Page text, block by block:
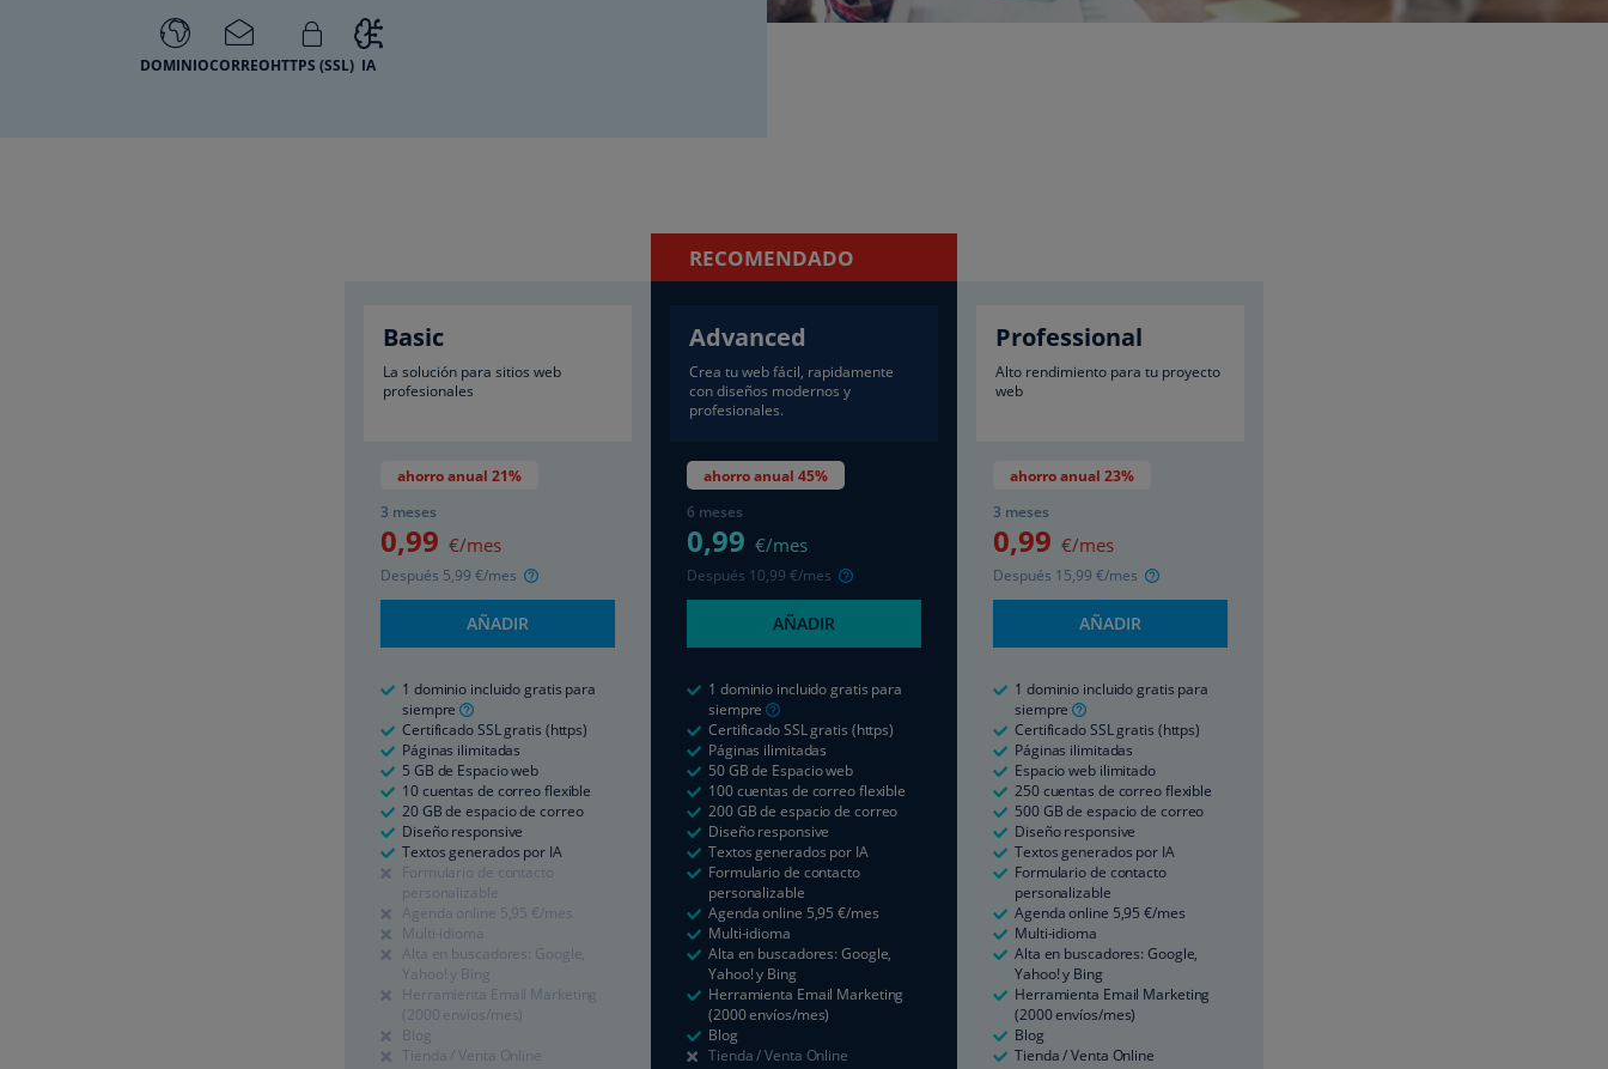
DOMINIOCORREOHTTPS (SSL) IA
Basic
La solución para sitios web
profesionales
ahorro anual 21%
3 meses
0,99 €/mes
Después 5,99 €/mes
AÑADIR
1 dominio incluido gratis para
siempre
Certificado SSL gratis (https)
Páginas ilimitadas
5 GB de Espacio web
10 cuentas de correo flexible
20 GB de espacio de correo
Diseño responsive
Textos generados por IA
Formulario de contacto
personalizable
Agenda online 5,95 €/mes
Multi-idioma
Alta en buscadores: Google,
Yahoo! y Bing
Herramienta Email Marketing
(2000 envíos/mes)
Blog
Tienda / Venta Online
RECOMENDADO
Advanced
Crea tu web fácil, rapidamente
con diseños modernos y
profesionales.
ahorro anual 45%
6 meses
0,99 €/mes
Después 10,99 €/mes
AÑADIR
1 dominio incluido gratis para
siempre
Certificado SSL gratis (https)
Páginas ilimitadas
50 GB de Espacio web
100 cuentas de correo flexible
200 GB de espacio de correo
Diseño responsive
Textos generados por IA
Formulario de contacto
personalizable
Agenda online 5,95 €/mes
Multi-idioma
Alta en buscadores: Google,
Yahoo! y Bing
Herramienta Email Marketing
(2000 envíos/mes)
Blog
Tienda / Venta Online
Professional
Alto rendimiento para tu proyecto
web
ahorro anual 23%
3 meses
0,99 €/mes
Después 15,99 €/mes
AÑADIR
1 dominio incluido gratis para
siempre
Certificado SSL gratis (https)
Páginas ilimitadas
Espacio web ilimitado
250 cuentas de correo flexible
500 GB de espacio de correo
Diseño responsive
Textos generados por IA
Formulario de contacto
personalizable
Agenda online 5,95 €/mes
Multi-idioma
Alta en buscadores: Google,
Yahoo! y Bing
Herramienta Email Marketing
(2000 envíos/mes)
Blog
Tienda / Venta Online